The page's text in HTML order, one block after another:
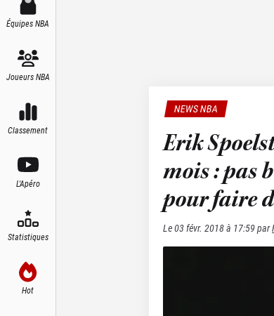
Équipes NBA
Joueurs NBA
Classement
L'Apéro
Statistiques
Hot
NEWS NBA
Erik
mois : pas
pour faire
Le03 févr. 2018 à 17:59par